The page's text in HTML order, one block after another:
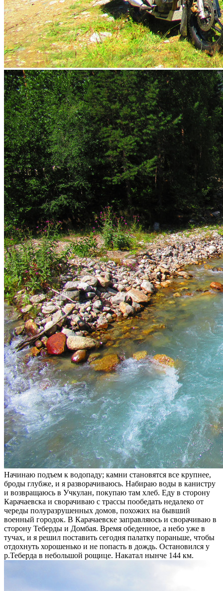
Начинаю подъем к водопаду; камни становятся все крупнее,
броды глубже, и я разворачиваюсь. Набираю воды в канистру
и возвращаюсь в Учкулан, покупаю там хлеб. Еду в сторону
Карачаевска и сворачиваю с трассы пообедать недалеко от
череды полуразрушенных домов, похожих на бывший
военный городок. В Карачаевске заправляюсь и сворачиваю в
сторону Теберды и Домбая. Время обеденное, а небо уже в
тучах, и я решил поставить сегодня палатку пораньше, чтобы
отдохнуть хорошенько и не попасть в дождь. Остановился у
р.Теберда в небольшой рощице. Накатал нынче 144 км.